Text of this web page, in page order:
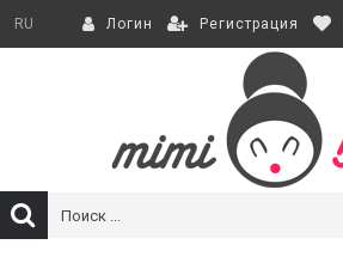
RU Логин Регистрация